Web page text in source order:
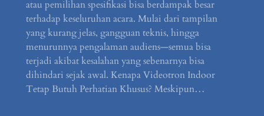
atau pemilihan spesifikasi bisa berdampak besar
terhadap keseluruhan acara. Mulai dari tampilan
yang kurang jelas, gangguan teknis, hingga
menurunnya pengalaman audiens—semua bisa
terjadi akibat kesalahan yang sebenarnya bisa
dihindari sejak awal. Kenapa Videotron Indoor
Tetap Butuh Perhatian Khusus? Meskipun…